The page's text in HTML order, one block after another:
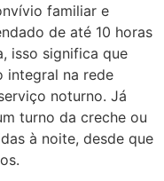
familiar e
de até 10 horas
isso significa que
integral na rede
noturno. Já
turno da creche ou
à noite, desde que